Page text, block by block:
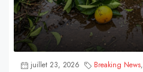
juillet 23, 2026 Breaking News,